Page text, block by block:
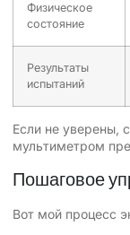
Физическое
состояние
Результаты
испытаний
Если не уверены,
мультиметром
Пошаговое
Вот мой процесс